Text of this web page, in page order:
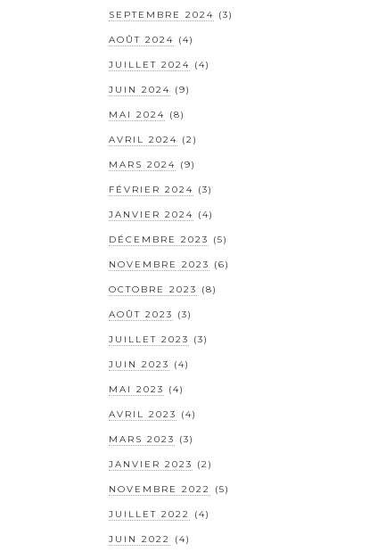
SEPTEMBRE 2024 (3)
AOÛT 2024 (4)
JUILLET 2024 (4)
JUIN 2024 (9)
MAI 2024 (8)
AVRIL 2024 (2)
MARS 2024 (9)
FÉVRIER 2024 (3)
JANVIER 2024 (4)
DÉCEMBRE 2023 (5)
NOVEMBRE 2023 (6)
OCTOBRE 2023 (8)
AOÛT 2023 (3)
JUILLET 2023 (3)
JUIN 2023 (4)
MAI 2023 (4)
AVRIL 2023 (4)
MARS 2023 (3)
JANVIER 2023 (2)
NOVEMBRE 2022 (5)
JUILLET 2022 (4)
JUIN 2022 (4)